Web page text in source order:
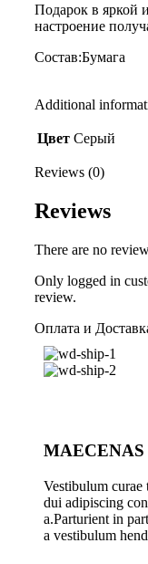
Подарок в яркой
настроение
Additional
Цвет Серый
Reviews (0)
Reviews
There are no
Only logged in
review.
Оплата и
Vestibulum curae
dui adipiscing
a.Parturient in
a vestibulum